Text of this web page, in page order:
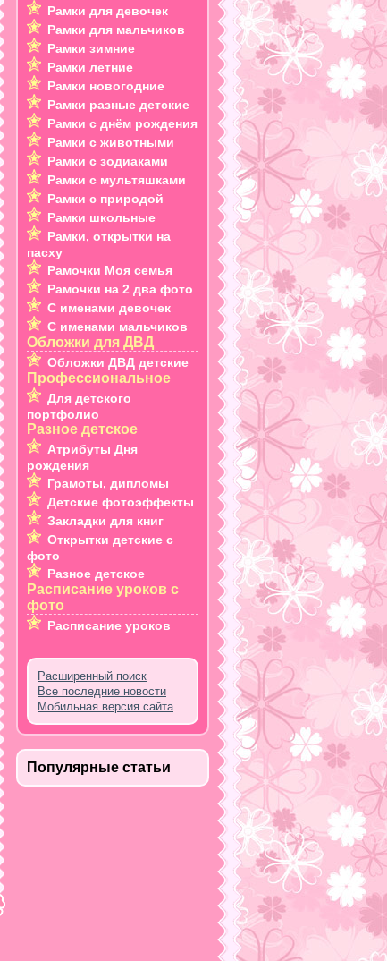
Рамки для девочек
Рамки для мальчиков
Рамки зимние
Рамки летние
Рамки новогодние
Рамки разные детские
Рамки с днём рождения
Рамки с животными
Рамки с зодиаками
Рамки с мультяшками
Рамки с природой
Рамки школьные
Рамки, открытки на
пасху
Рамочки Моя семья
Рамочки на 2 два фото
С именами девочек
С именами мальчиков
Обложки для ДВД
Обложки ДВД детские
Профессиональное
Для детского
портфолио
Разное детское
Атрибуты Дня
рождения
Грамоты, дипломы
Детские фотоэффекты
Закладки для книг
Открытки детские с
фото
Разное детское
Расписание уроков с
фото
Расписание уроков
Расширенный поиск
Все последние новости
Мобильная версия сайта
Популярные статьи